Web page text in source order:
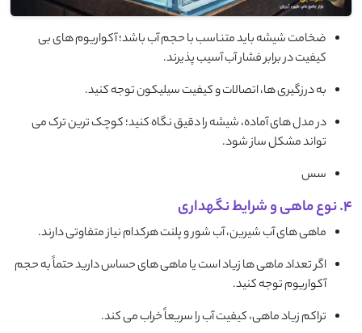
ضخامت شیشه باید متناسب با حجم آب باشد؛ آکواریوم های بی
کیفیت در برابر فشار آب آسیب پذیرند.
به درزگیری ها، اتصالات و کیفیت سیلیکون توجه کنید.
در مدل های آماده، شیشه را دقیق نگاه کنید؛ کوچک ترین ترک می
تواند مشکل ساز شود.
سس
4. نوع ماهی و شرایط نگهداری
ماهی های آب شیرین، آب شور و پلنت هرکدام نیاز متفاوتی دارند.
اگر تعداد ماهی ها زیاد است یا ماهی های حساس دارید حتماً به حجم
آکواریوم توجه کنید.
تراکم زیاد ماهی، کیفیت آب را سریعاً خراب می کند.